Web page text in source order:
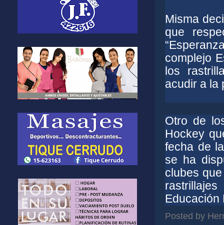
Misma
que
complejo
los
acudir a la
Otro de
Hockey
fecha de
se ha
clubes
Educación
Posted by